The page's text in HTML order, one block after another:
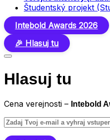
Študentský projekt
Intebold Awards 2026
🎉 Hlasuj tu
Hlasuj tu
Cena verejnosti – Intebold